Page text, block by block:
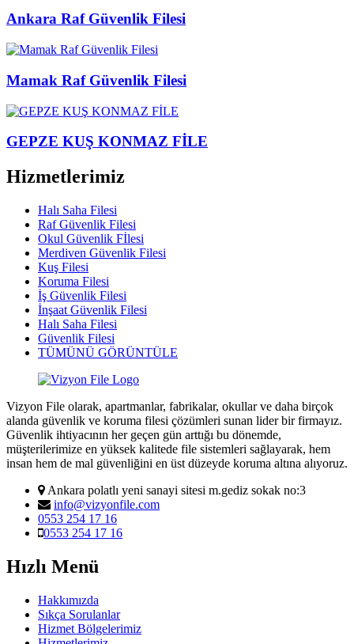
Ankara Raf Güvenlik Filesi
Mamak Raf Güvenlik Filesi
GEPZE KUŞ KONMAZ FİLE
Hizmetlerimiz
Halı Saha Filesi
Raf Güvenlik Filesi
Okul Güvenlik Fİlesi
Merdiven Güvenlik Filesi
Kuş Filesi
Koruma Filesi
İş Güvenlik Filesi
İnşaat Güvenlik Filesi
Halı Saha Filesi
Güvenlik Filesi
TÜMÜNÜ GÖRÜNTÜLE
Vizyon File olarak, apartmanlar, fabrikalar, okullar ve daha birçok
alanda güvenlik ve koruma filesi çözümleri sunan lider bir firmayız.
Güvenlik ihtiyacının her geçen gün arttığı bu dönemde,
müşterilerimize en yüksek kalitede file sistemleri sağlayarak, hem
insan hem de mal güvenliğini en üst düzeyde koruma altına alıyoruz.
Ankara polatlı yeni sanayi sitesi m.gediz sokak no:3
info@vizyonfile.com
0553 254 17 16
0553 254 17 16
Hızlı Menü
Hakkımızda
Sıkça Sorulanlar
Hizmet Bölgelerimiz